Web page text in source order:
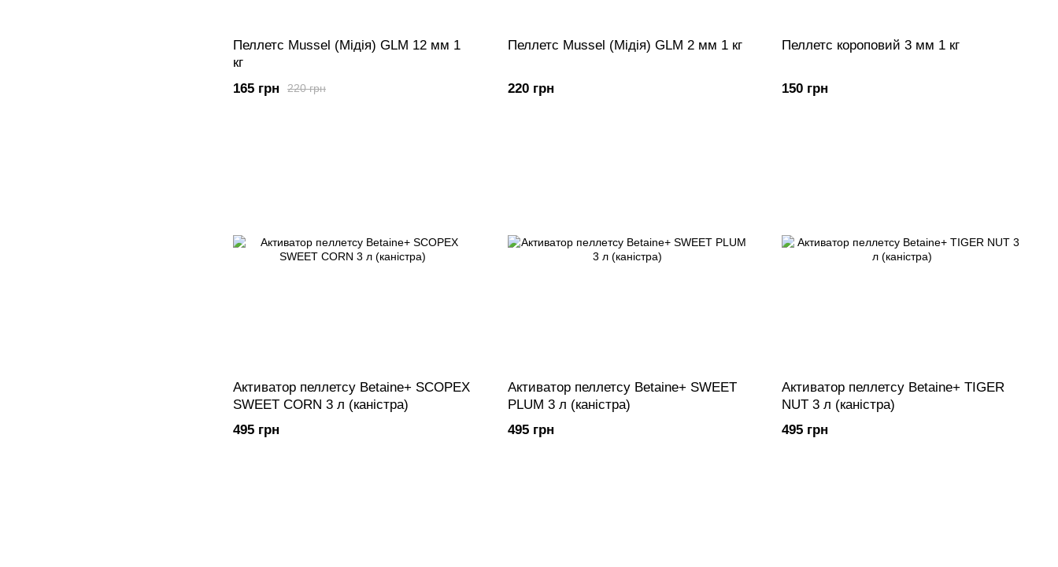
Пеллетс Mussel (Мідія) GLM 12 мм 1
кг
220 грн
165 грн
Пеллетс Mussel (Мідія) GLM 2 мм 1 кг
220 грн
Пеллетс короповий 3 мм 1 кг
150 грн
Активатор пеллетсу Betaine+ SCOPEX
SWEET CORN 3 л (каністра)
495 грн
Активатор пеллетсу Betaine+ SWEET
PLUM 3 л (каністра)
495 грн
Активатор пеллетсу Betaine+ TIGER
NUT 3 л (каністра)
495 грн